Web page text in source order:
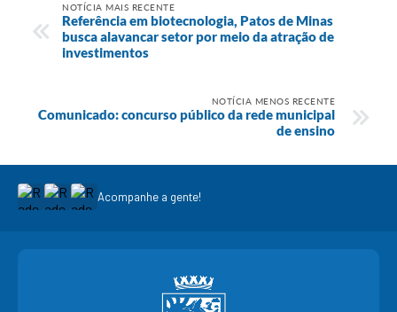
NOTÍCIA MAIS RECENTE
Referência em biotecnologia, Patos de Minas
busca alavancar setor por meio da atração de
investimentos
NOTÍCIA MENOS RECENTE
Comunicado: concurso público da rede municipal
de ensino
Acompanhe a gente!